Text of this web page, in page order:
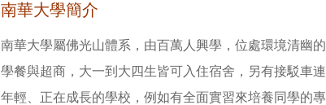
南華大學簡介
南華大學屬佛光山體系，由百萬人興學，位處環境清幽
學餐與超商，大一到大四生皆可入住宿舍，另有接駁車
年輕、正在成長的學校，例如有全面實習來培養同學的